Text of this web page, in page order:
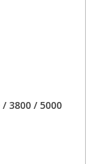
3800 / 5000